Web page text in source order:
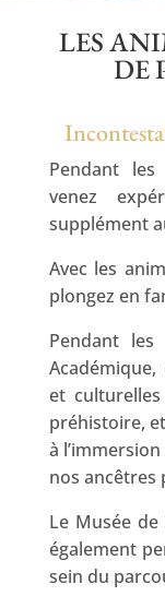
LES
DE
Pendant les
venez
supplément
Avec les
plongez en
Pendant
et
préhistoire,
à
nos ancêtres
Le Musée
également
sein du